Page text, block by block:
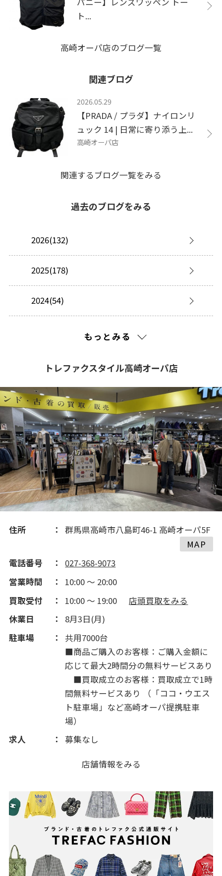
ト...
高崎オーパ店のブログ一覧
関連ブログ
2026.05.29
【PRADA / プラダ】ナイロンリ
ュック 14 | 日常に寄り添う上...
高崎オーパ店
関連するブログ一覧をみる
過去のブログをみる
2026(132)
2025(178)
2024(54)
もっとみる
トレファクスタイル高崎オーパ店
住所
群馬県高崎市八島町46-1 高崎オーパ5F
MAP
電話番号
027-368-9073
営業時間
10:00 ～ 20:00
買取受付
10:00 ～ 19:00
店頭買取をみる
休業日
8月3日(月)
駐車場
共用7000台
■商品ご購入のお客様：ご購入金額に
応じて最大2時間分の無料サービスあり
■買取成立のお客様：買取成立で1時
間無料サービスあり （「ココ・ウエス
ト駐車場」など高崎オーパ提携駐車
場）
求人
募集なし
店舗情報をみる